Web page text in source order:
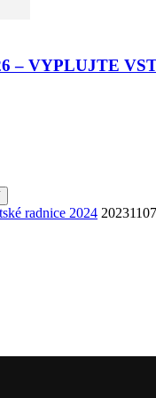
– VYPLUJTE
radnice 2024